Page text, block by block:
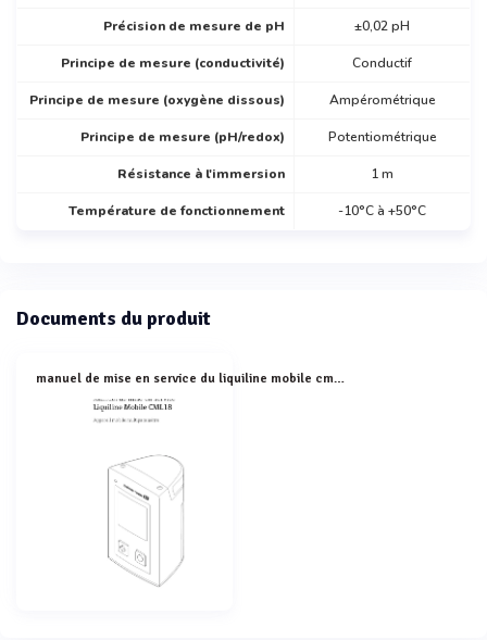
Précision de mesure de pH ±0,02 pH
Principe de mesure (conductivité) Conductif
Principe de mesure (oxygène dissous) Ampérométrique
Principe de mesure (pH/redox) Potentiométrique
Résistance à l'immersion 1 m
Température de fonctionnement -10°C à +50°C
Documents du produit
manuel de mise en service du liquiline mobile cml18